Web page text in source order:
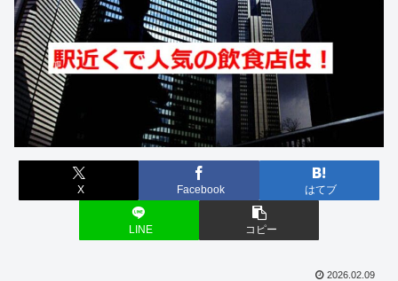
X Facebook はてブ
LINE コピー
2026.02.09